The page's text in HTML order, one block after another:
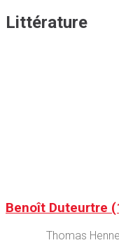
Littérature
Benoît Duteurtre
Thomas